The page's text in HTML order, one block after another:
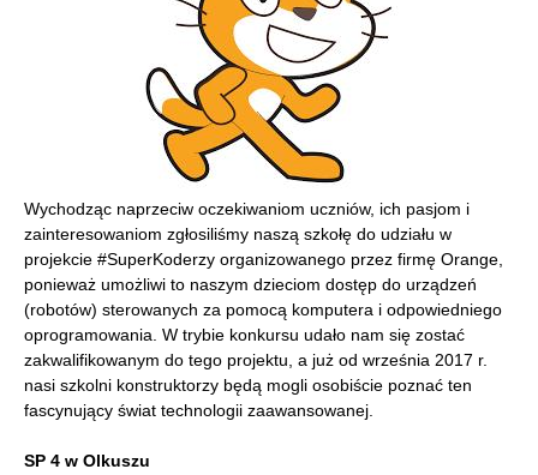
Wychodząc naprzeciw oczekiwaniom uczniów, ich pasjom i
zainteresowaniom zgłosiliśmy naszą szkołę do udziału w
projekcie #SuperKoderzy organizowanego przez firmę Orange,
ponieważ umożliwi to naszym dzieciom dostęp do urządzeń
(robotów) sterowanych za pomocą komputera i odpowiedniego
oprogramowania. W trybie konkursu udało nam się zostać
zakwalifikowanym do tego projektu, a już od września 2017 r.
nasi szkolni konstruktorzy będą mogli osobiście poznać ten
fascynujący świat technologii zaawansowanej.
SP 4 w Olkuszu